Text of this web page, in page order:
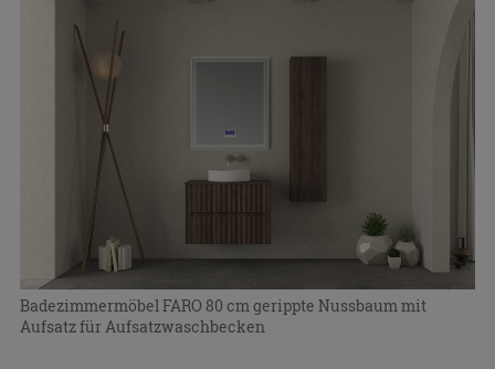
Badezimmermöbel FARO 80 cm gerippte Nussbaum mit
Aufsatz für Aufsatzwaschbecken